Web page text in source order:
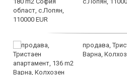
продава,
Варна,